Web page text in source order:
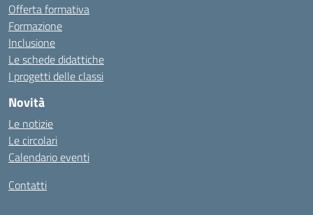
Offerta formativa
Formazione
Inclusione
Le schede didattiche
I progetti delle classi
Novità
Le notizie
Le circolari
Calendario eventi
Contatti